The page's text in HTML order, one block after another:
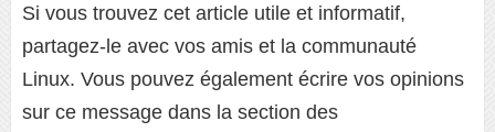
Si vous trouvez cet article utile et informatif,
partagez-le avec vos amis et la communauté
Linux. Vous pouvez également écrire vos opinions
sur ce message dans la section des